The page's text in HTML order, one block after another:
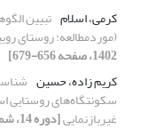
کرمی، اسلام تبیین
(مورد‌مطالعه: روستای
1402، صفحه 656-679]
کریم زاده، حسین
سکونتگاه‌های روستایی
غیربازنمایی[دوره 14، شماره 1، 1402، صفحه 38-55]